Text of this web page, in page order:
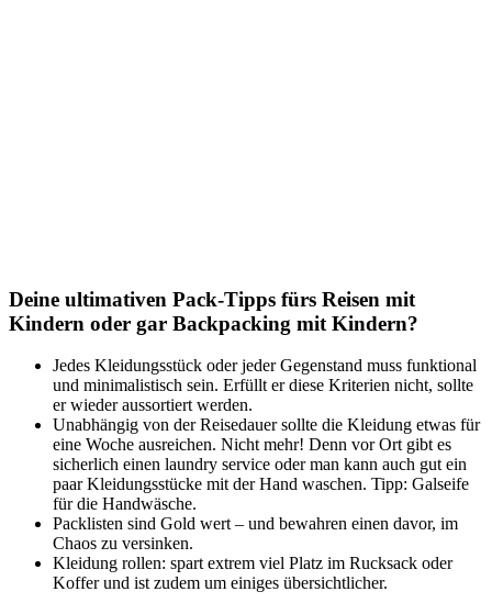
Deine ultimativen Pack-Tipps fürs Reisen mit
Kindern oder gar Backpacking mit Kindern?
Jedes Kleidungsstück oder jeder Gegenstand muss funktional
und minimalistisch sein. Erfüllt er diese Kriterien nicht, sollte
er wieder aussortiert werden.
Unabhängig von der Reisedauer sollte die Kleidung etwas für
eine Woche ausreichen. Nicht mehr! Denn vor Ort gibt es
sicherlich einen laundry service oder man kann auch gut ein
paar Kleidungsstücke mit der Hand waschen. Tipp: Galseife
für die Handwäsche.
Packlisten sind Gold wert – und bewahren einen davor, im
Chaos zu versinken.
Kleidung rollen: spart extrem viel Platz im Rucksack oder
Koffer und ist zudem um einiges übersichtlicher.